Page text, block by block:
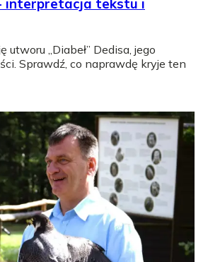
interpretacja tekstu i
utworu „Diabeł” Dedisa, jego
Sprawdź, co naprawdę kryje ten